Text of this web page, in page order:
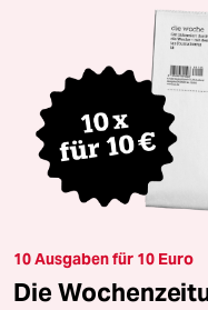
10 Ausgaben für 10 Euro
Die